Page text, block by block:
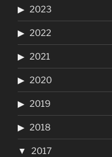
2023
2022
2021
2020
2019
2018
2017